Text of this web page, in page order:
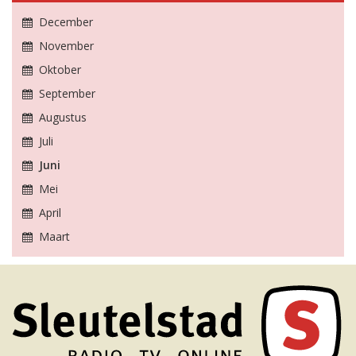
December
November
Oktober
September
Augustus
Juli
Juni
Mei
April
Maart